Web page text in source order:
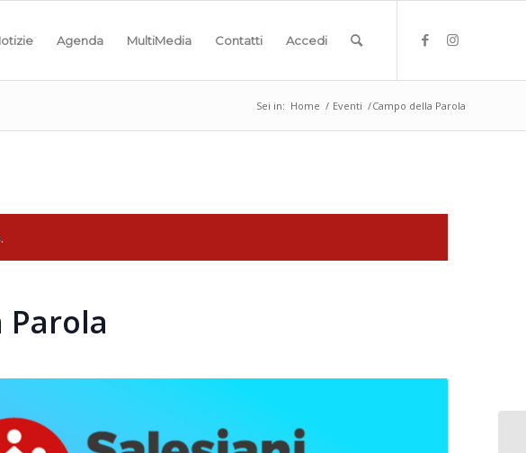
Agenda MultiMedia Contatti Accedi
Sei in: Home / Eventi /Campo della Parola
Parola